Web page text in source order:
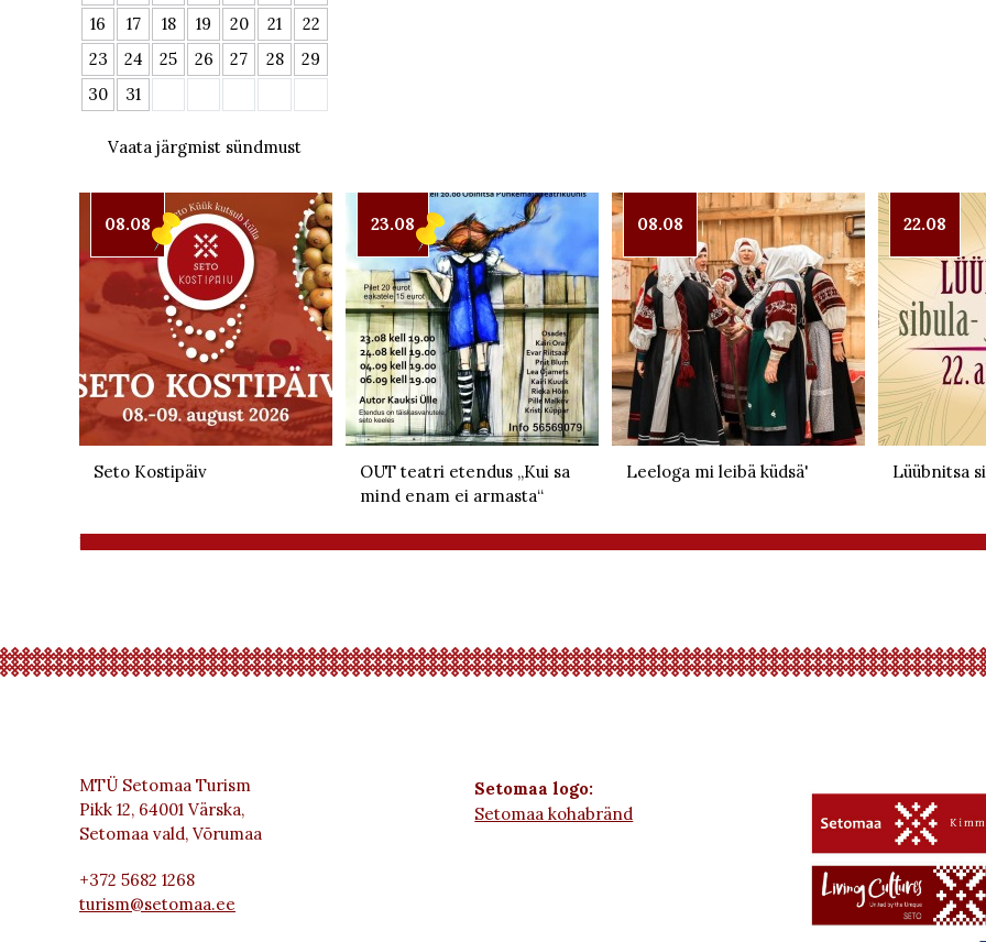
16
17 18 19 20 21
22
23
24 25 26 27 28
29
30
31
Vaata järgmist sündmust
08.08
Seto Kostipäiv
23.08
OUT teatri etendus „Kui sa
mind enam ei armasta“
08.08
Leeloga mi leibä küdsä'
22.08
Lüübnitsa
MTÜ Setomaa Turism
Pikk 12, 64001 Värska,
Setomaa vald, Võrumaa
+372 5682 1268
turism@setomaa.ee
Setomaa logo:
Setomaa kohabränd